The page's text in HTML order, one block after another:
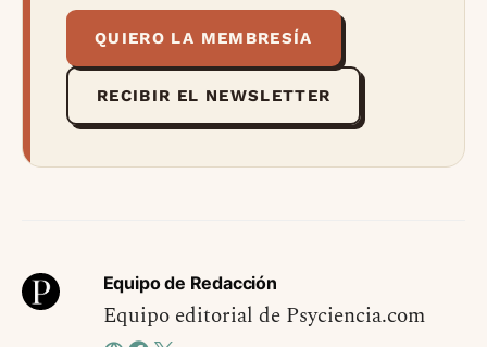
QUIERO LA MEMBRESÍA
RECIBIR EL NEWSLETTER
Equipo de Redacción
Equipo editorial de Psyciencia.com